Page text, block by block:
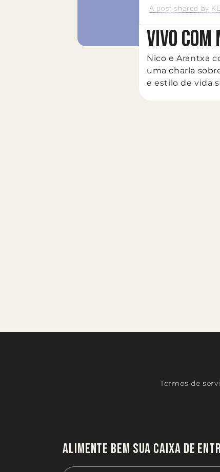
A post shared by
VIVO COM
Nico e Arantxa
uma charla
e estilo de vida
Termos de
Alimente bem sua caixa de